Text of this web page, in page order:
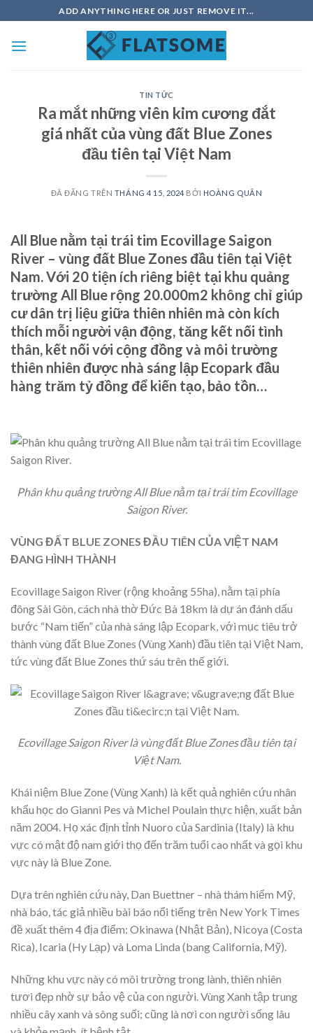
đến
nội
ADD ANYTHING HERE OR JUST REMOVE IT...
TIN TỨC
Ra mắt những viên kim cương đắt
giá nhất của vùng đất Blue Zones
đầu tiên tại Việt Nam
ĐÃ ĐĂNG TRÊN THÁNG 4 15, 2024 BỞI HOÀNG QUÂN
All Blue nằm tại trái tim Ecovillage Saigon
River – vùng đất Blue Zones đầu tiên tại Việt
Nam. Với 20 tiện ích riêng biệt tại khu quảng
trường All Blue rộng 20.000m2 không chỉ giúp
cư dân trị liệu giữa thiên nhiên mà còn kích
thích mỗi người vận động, tăng kết nối tình
thân, kết nối với cộng đồng và môi trường
thiên nhiên được nhà sáng lập Ecopark đầu
hàng trăm tỷ đồng để kiến tạo, bảo tồn…
Phân khu quảng trường All Blue nằm tại trái tim Ecovillage
Saigon River.
VÙNG ĐẤT BLUE ZONES ĐẦU TIÊN CỦA VIỆT NAM
ĐANG HÌNH THÀNH
Ecovillage Saigon River (rộng khoảng 55ha), nằm tại phía
đông Sài Gòn, cách nhà thờ Đức Bà 18km là dự án đánh dấu
bước “Nam tiến” của nhà sáng lập Ecopark, với mục tiêu trở
thành vùng đất Blue Zones (Vùng Xanh) đầu tiên tại Việt Nam,
tức vùng đất Blue Zones thứ sáu trên thế giới.
Ecovillage Saigon River là vùng đất Blue Zones đầu tiên tại
Việt Nam.
Khái niệm Blue Zone (Vùng Xanh) là kết quả nghiên cứu nhân
khẩu học do Gianni Pes và Michel Poulain thực hiện, xuất bản
năm 2004. Họ xác định tỉnh Nuoro của Sardinia (Italy) là khu
vực có mật độ nam giới thọ đến trăm tuổi cao nhất và gọi khu
vực này là Blue Zone.
Dựa trên nghiên cứu này, Dan Buettner – nhà thám hiểm Mỹ,
nhà báo, tác giả nhiều bài báo nổi tiếng trên New York Times
đề xuất thêm 4 địa điểm: Okinawa (Nhật Bản), Nicoya (Costa
Rica), Icaria (Hy Lạp) và Loma Linda (bang California, Mỹ).
Những khu vực này có môi trường trong lành, thiên nhiên
tươi đẹp nhờ sự bảo vệ của con người. Vùng Xanh tập trung
nhiều cây xanh và sông suối; cũng là nơi con người sống lâu